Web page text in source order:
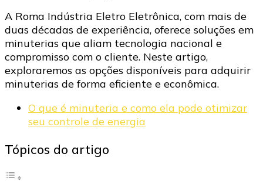
A Roma Indústria Eletro Eletrônica, com mais de
duas décadas de experiência, oferece soluções em
minuterias que aliam tecnologia nacional e
compromisso com o cliente. Neste artigo,
exploraremos as opções disponíveis para adquirir
minuterias de forma eficiente e econômica.​
O que é minuteria e como ela pode otimizar
seu controle de energia
Tópicos do artigo